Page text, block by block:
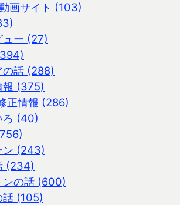
画サイト (103)
ュー (27)
の話 (288)
報 (375)
正情報 (286)
ろ (40)
ン (243)
(234)
ンの話 (600)
話 (105)